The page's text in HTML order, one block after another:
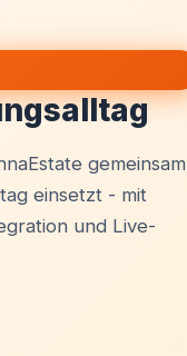
gemeinsam
einsetzt - mit
und Live-